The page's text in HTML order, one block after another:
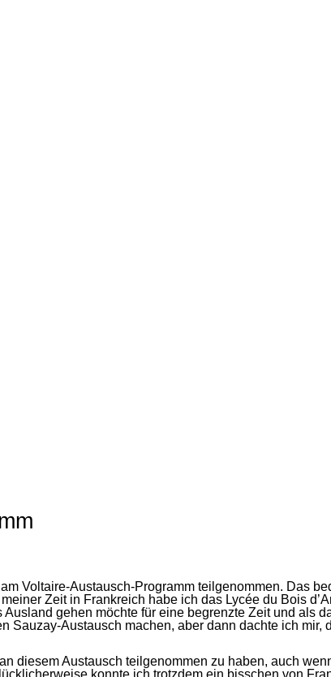
Voltaire-Austausch-Programm teilgenommen. Das
Zeit in Frankreich habe ich das Lycée du Bois
gehen möchte für eine begrenzte Zeit und als
Sauzay-Austausch machen, aber dann dachte ich
diesem Austausch teilgenommen zu haben, auch